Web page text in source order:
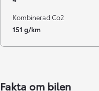
Kombinerad Co2
151 g/km
Fakta om bilen